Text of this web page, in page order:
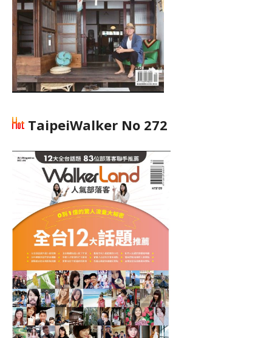
TaipeiWalker No 272